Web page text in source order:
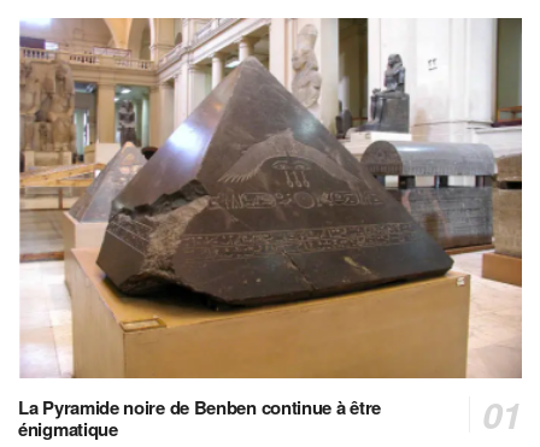
La Pyramide noire de Benben continue à être
énigmatique